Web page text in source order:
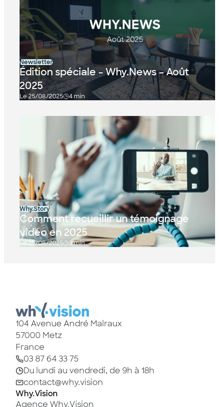
Newsletter
Édition spéciale – Why.News – Août
2025
Le 25/08/2025 4 min
Why.Story
Comment recueillir un témoignage
vidéo en 2025
Le 25/08/2025 3 min
104 Avenue André Malraux
57000 Metz
France
03 87 64 33 75
Du lundi au vendredi, de 9h à 18h
contact@why.vision
Why.Vision
Agence Why.Vision